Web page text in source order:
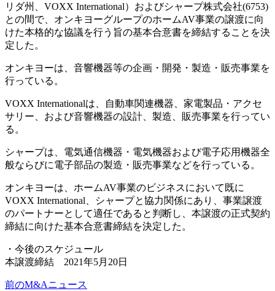
リダ州、VOXX International）およびシャープ株式会社(6753)
との間で、オンキヨーグループのホームAV事業の譲渡に向
けた本格的な協議を行う旨の基本合意書を締結することを決
定した。
オンキヨーは、音響機器等の企画・開発・製造・販売事業を
行っている。
VOXX Internationalは、自動車関連機器、家電製品・アクセ
サリー、および音響機器の設計、製造、販売事業を行ってい
る。
シャープは、電気通信機器・電気機器および電子応用機器全
般ならびに電子部品の製造・販売事業などを行っている。
オンキヨーは、ホームAV事業のビジネスにおいて既に
VOXX International、シャープと協力関係にあり、事業譲渡
のパートナーとして適任であると判断し、本譲渡の正式契約
締結に向けた基本合意書締結を決定した。
・今後のスケジュール
本譲渡締結 2021年5月20日
前のM&Aニュース